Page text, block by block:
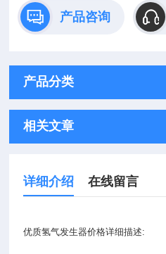
产品咨询
产品分类
相关文章
详细介绍 在线留言
优质氢气发生器价格详细描述: